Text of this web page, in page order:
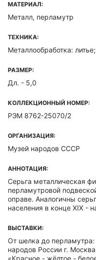
МАТЕРИАЛ:
Металл, перламутр
ТЕХНИКА:
Металлообработка:
РАЗМЕР:
Дл. - 5,0
КОЛЛЕКЦИОННЫЙ НОМЕР:
РЭМ 8762-25070/2
ОРГАНИЗАЦИЯ:
Музей народов СССР
АННОТАЦИЯ:
Серьга металлическая
перламутровой
оправе. Аналогичны
населения в конце XIX -
ВЫСТАВКИ:
От шелка до
народов России г.
«Красное - жёлтое -